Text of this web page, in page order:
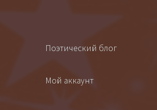
Поэтический блог
Мой аккаунт